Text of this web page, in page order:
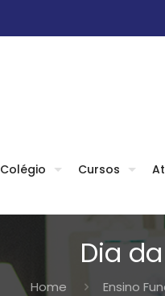
Colégio Cursos
Dia
Home Ensino